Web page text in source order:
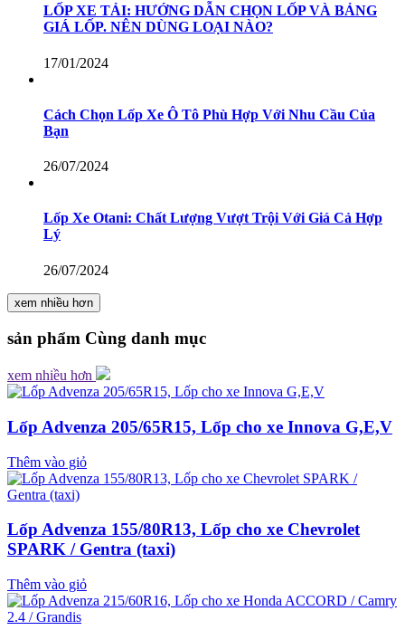
LỐP XE TẢI: HƯỚNG DẪN CHỌN LỐP VÀ BẢNG
GIÁ LỐP. NÊN DÙNG LOẠI NÀO?
17/01/2024
Cách Chọn Lốp Xe Ô Tô Phù Hợp Với Nhu Cầu Của
Bạn
26/07/2024
Lốp Xe Otani: Chất Lượng Vượt Trội Với Giá Cả Hợp
Lý
26/07/2024
xem nhiều hơn
sản phẩm Cùng danh mục
xem nhiều hơn
Lốp Advenza 205/65R15, Lốp cho xe Innova G,E,V
Thêm vào giỏ
Lốp Advenza 155/80R13, Lốp cho xe Chevrolet
SPARK / Gentra (taxi)
Thêm vào giỏ